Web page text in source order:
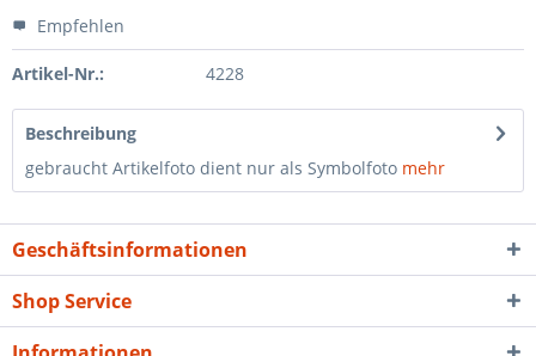
Empfehlen
Artikel-Nr.: 4228
Beschreibung
gebraucht Artikelfoto dient nur als Symbolfoto mehr
Geschäftsinformationen
Shop Service